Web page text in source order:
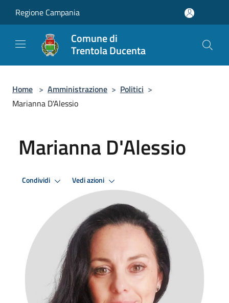
Regione Campania
Comune di
Trentola Ducenta
Home > Amministrazione > Politici >
Marianna D'Alessio
Marianna D'Alessio
Condividi Vedi azioni